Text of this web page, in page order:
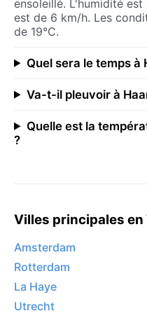
ensoleillé. L'humidité
est de 6 km/h. Les
de 19°C.
Quel sera le temps à
Va-t-il pleuvoir à
Quelle est la
?
Villes principales
Amsterdam
Rotterdam
La Haye
Utrecht